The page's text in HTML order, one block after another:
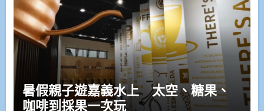
暑假親子遊嘉義水上 太空、糖果、
咖啡到採果一次玩